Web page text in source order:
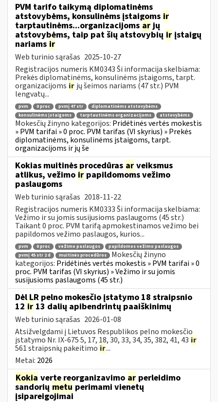
PVM tarifo taikymą diplomatinėms
atstovybėms, konsulinėms įstaigoms ir
tarptautinėms...organizacijoms arjų
atstovybėms, taip pat šių atstovybių ir įstaigų
nariams ir
Web turinio sąrašas 2025-10-27
Registracijos numeris KM0343 Ši informacija skelbiama:
Prekės diplomatinėms, konsulinėms įstaigoms, tarpt.
organizacijoms ir jų šeimos nariams (47 str.) PVM
lengvatų...
pvm 0 proc pvmį 47 str
diplomatinėms atstovybėms
konsulinėms įstaigoms
tarptautinėms organizacijoms atstovybėms
Mokesčių žinyno kategorijos: Pridėtinės vertės mokestis
» PVM tarifai » 0 proc. PVM tarifas (VI skyrius) » Prekės
diplomatinėms, konsulinėms įstaigoms, tarpt.
organizacijoms ir jų še
Kokias muitinės procedūras ar veiksmus
atlikus, vežimo ir papildomoms vežimo
paslaugoms
Web turinio sąrašas 2018-11-22
Registracijos numeris KM0333 Ši informacija skelbiama:
Vežimo ir su jomis susijusioms paslaugoms (45 str.)
Taikant 0 proc. PVM tarifą apmokestinamos vežimo bei
papildomos vežimo paslaugos, kurios...
pvm 0 proc vežimo paslaugos
papildomos vežimo paslaugos
pvmį 45 str 2 d
muitinės procedūros
Mokesčių žinyno
kategorijos: Pridėtinės vertės mokestis » PVM tarifai » 0
proc. PVM tarifas (VI skyrius) » Vežimo ir su jomis
susijusioms paslaugoms (45 str.)
Dėl LR pelno mokesčio įstatymo 18 straipsnio
12 ir 13 dalių apibendrintų paaiškinimų
Web turinio sąrašas 2026-01-08
Atsižvelgdami į Lietuvos Respublikos pelno mokesčio
įstatymo Nr. IX-675 5, 17, 18, 30, 33, 34, 35, 382, 41, 43 ir
561 straipsnių pakeitimo ir...
Metai: 2026
Kokia verte reorganizavimo ar perleidimo
sandorių metu perimami vienetų
įsipareigojimai